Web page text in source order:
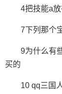
4把技能a
7下列那个
9为什么有
买的
10 qq三国